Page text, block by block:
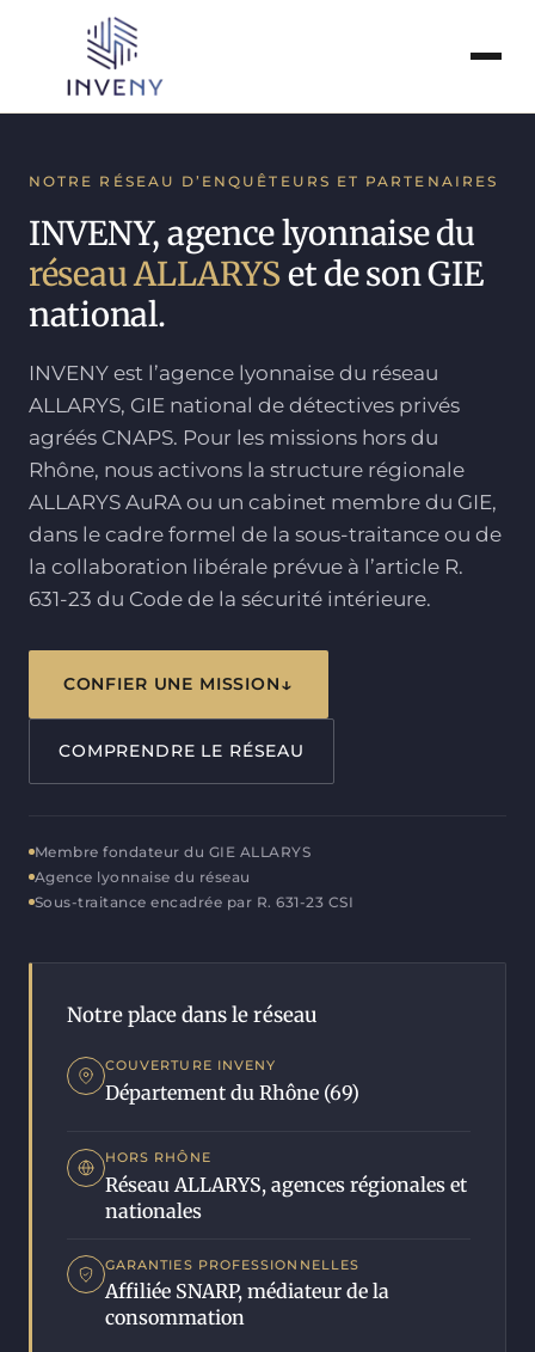
Particuliers
Collectivités
Tarifs
À propos
L’agence INVENY
Foire aux questions
Blog
Contact
NOTRE RÉSEAU D’ENQUÊTEURS ET PARTENAIRES
INVENY, agence lyonnaise du
réseau ALLARYSet de son GIE
national.
INVENY est l’agence lyonnaise du réseau
ALLARYS, GIE national de détectives privés
agréés CNAPS. Pour les missions hors du
Rhône, nous activons la structure régionale
ALLARYS AuRA ou un cabinet membre du GIE,
dans le cadre formel de la sous-traitance ou de
la collaboration libérale prévue à l’article R.
631-23 du Code de la sécurité intérieure.
CONFIER UNE MISSION
COMPRENDRE LE RÉSEAU
Membre fondateur du GIE ALLARYS
Agence lyonnaise du réseau
Sous-traitance encadrée par R. 631-23 CSI
Notre place dans le réseau
COUVERTURE INVENY
Département du Rhône (69)
HORS RHÔNE
Réseau ALLARYS, agences régionales et
nationales
GARANTIES PROFESSIONNELLES
Affiliée SNARP, médiateur de la
consommation